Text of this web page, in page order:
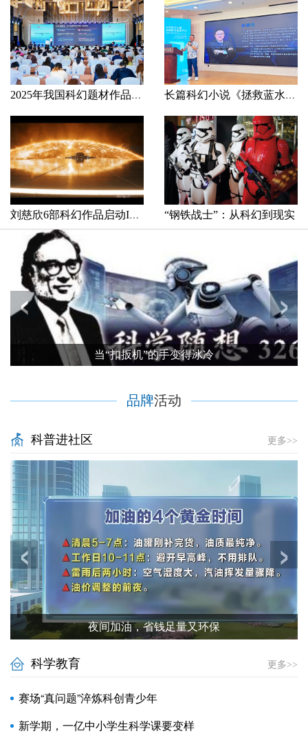
2025年我国科幻题材作品总量近230万部，年新增约19万部
刘慈欣6部科幻作品启动IP开发
长篇科幻小说《拯救蓝水星》在京首发
“钢铁战士”：从科幻到现实
当“扣扳机”的手变得冰冷
‹ ›
品牌活动
科普进社区 更多>>
夜间加油，省钱足量又环保
‹ ›
科学教育 更多>>
赛场“真问题”淬炼科创青少年
新学期，一亿中小学生科学课要变样